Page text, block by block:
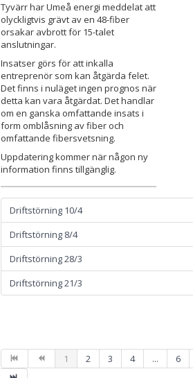
Tyvärr har Umeå energi meddelat att
olyckligtvis grävt av en 48-fiber
orsakar avbrott för 15-talet
anslutningar.
Insatser görs för att inkalla
entreprenör som kan åtgärda felet.
Det finns i nuläget ingen prognos när
detta kan vara åtgärdat. Det handlar
om en ganska omfattande insats i
form omblåsning av fiber och
omfattande fibersvetsning.
Uppdatering kommer när någon ny
information finns tillgänglig.
Driftstörning 10/4
Driftstörning 8/4
Driftstörning 28/3
Driftstörning 21/3
1
2 3 4 ... 6